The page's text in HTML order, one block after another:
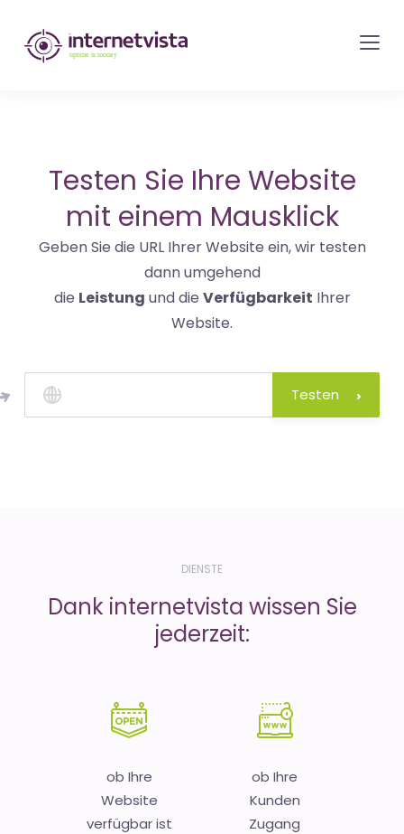
internetvista
Monitoring
Websites
und
Internet-
Diensten
Uptime
Testen Sie Ihre Website
mit einem Mausklick
Geben Sie die URL Ihrer Website ein, wir testen
dann umgehend
die Leistung und die Verfügbarkeit Ihrer
Website.
Testen
DIENSTE
Dank internetvista wissen Sie
jederzeit:
ob Ihre
Website
verfügbar ist
ob Ihre
Kunden
Zugang